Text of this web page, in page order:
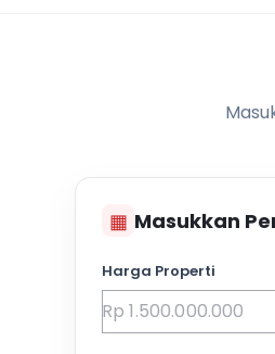
▦ Masukkan
Harga Properti